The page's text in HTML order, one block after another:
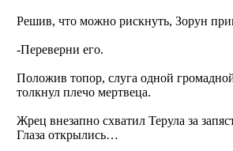
Решив, что можно рискнуть, Зорун
-Переверни его.
Положив топор, слуга одной
толкнул плечо мертвеца.
Жрец внезапно схватил Терула за
Глаза открылись…